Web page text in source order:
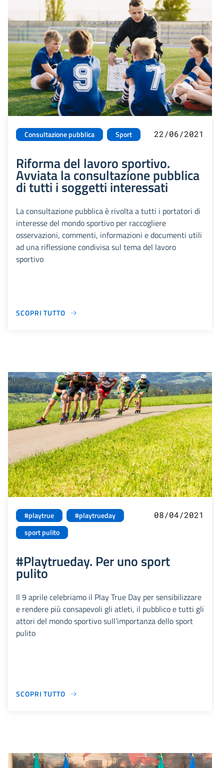
Consultazione pubblica Sport 22/06/2021
Riforma del lavoro sportivo.
Avviata la consultazione pubblica
di tutti i soggetti interessati
La consultazione pubblica è rivolta a tutti i portatori di
interesse del mondo sportivo per raccogliere
osservazioni, commenti, informazioni e documenti utili
ad una riflessione condivisa sul tema del lavoro
sportivo
SCOPRI TUTTO
#playtrue
#playtrueday
sport pulito
08/04/2021
#Playtrueday. Per uno sport
pulito
Il 9 aprile celebriamo il Play True Day per sensibilizzare
e rendere più consapevoli gli atleti, il pubblico e tutti gli
attori del mondo sportivo sull’importanza dello sport
pulito
SCOPRI TUTTO